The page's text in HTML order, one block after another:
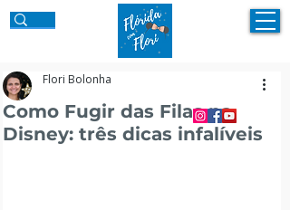
Como Fugir das Filas na
Disney: três dicas infalíveis
Flori Bolonha